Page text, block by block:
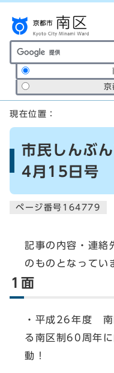
サイト内検索の範囲
京
ここから本文です
現在位置：
市民しんぶ
4月15日号
ページ番号164779
記事の内容・連
のものとなってい
1面
・平成26年度
る南区制60周年
動！